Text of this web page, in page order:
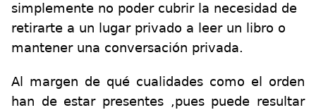
simplemente no poder cubrir la necesidad de
retirarte a un lugar privado a leer un libro o
mantener una conversación privada.
Al margen de qué cualidades como el orden
han de estar presentes ,pues puede resultar